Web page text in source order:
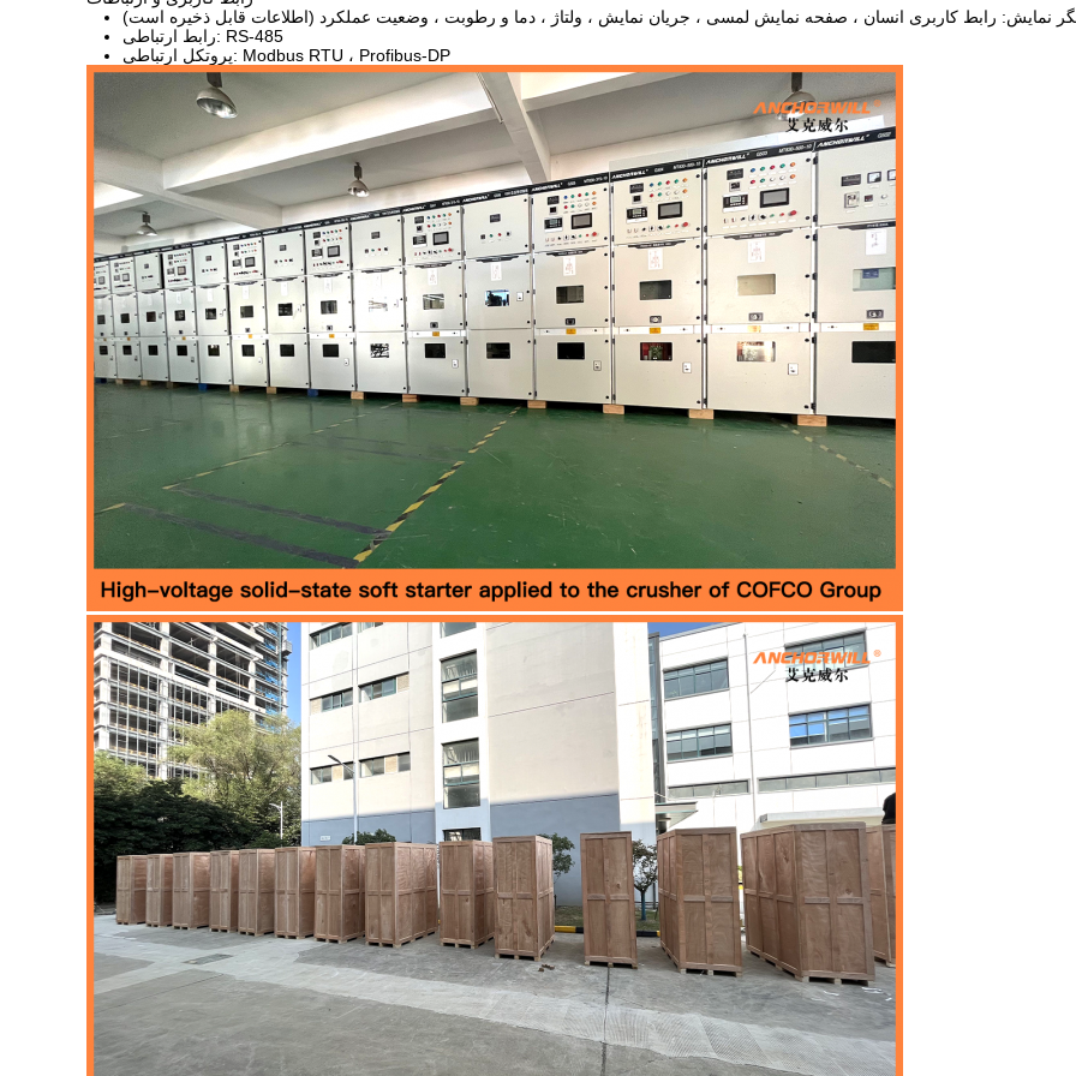
نمایش: رابط کاربری انسان ، صفحه نمایش لمسی ، جریان نمایش ، ولتاژ ، دما و رطوبت ، وضعیت عملکرد (اطلاعات قابل ذخیره است)
رابط ارتباطی: RS-485
پروتکل ارتباطی: Modbus RTU ، Profibus-DP